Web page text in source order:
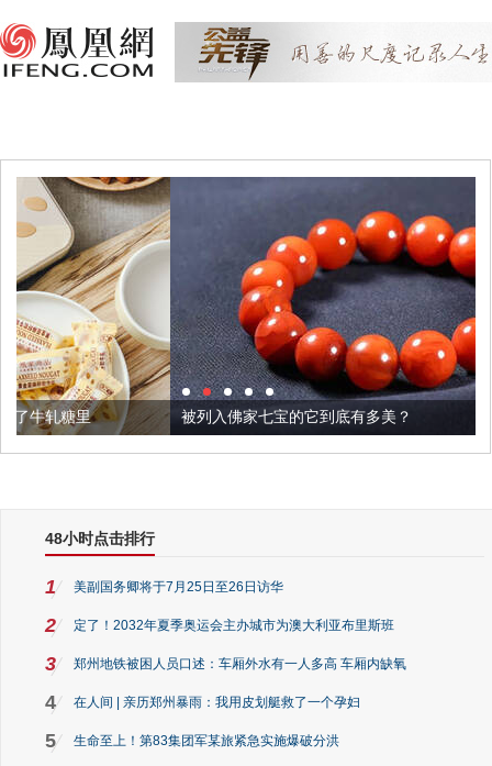
被列入佛家七宝的它到底有多美？
48小时点击排行
1 美副国务卿将于7月25日至26日访华
2 定了！2032年夏季奥运会主办城市为澳大利亚布里斯班
3 郑州地铁被困人员口述：车厢外水有一人多高 车厢内缺氧
4 在人间 | 亲历郑州暴雨：我用皮划艇救了一个孕妇
5 生命至上！第83集团军某旅紧急实施爆破分洪